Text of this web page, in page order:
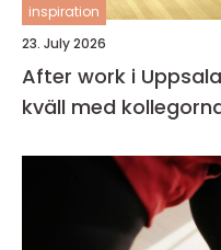
inspiration
23. July 2026
After work i
kväll med